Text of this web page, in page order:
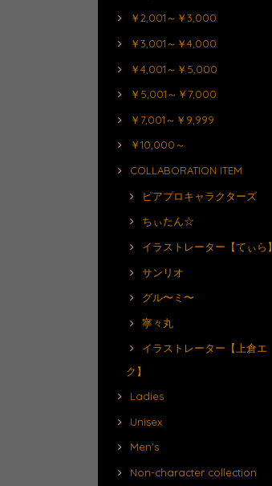
￥2,001～￥3,000
￥3,001～￥4,000
￥4,001～￥5,000
￥5,001～￥7,000
￥7,001～￥9,999
￥10,000～
COLLABORATION ITEM
ピアプロキャラクターズ
ちぃたん☆
イラストレーター【てぃら】
サンリオ
グル〜ミ〜
寧々丸
イラストレーター【上倉エ
ク】
Ladies
Unisex
Men's
Non-character collection